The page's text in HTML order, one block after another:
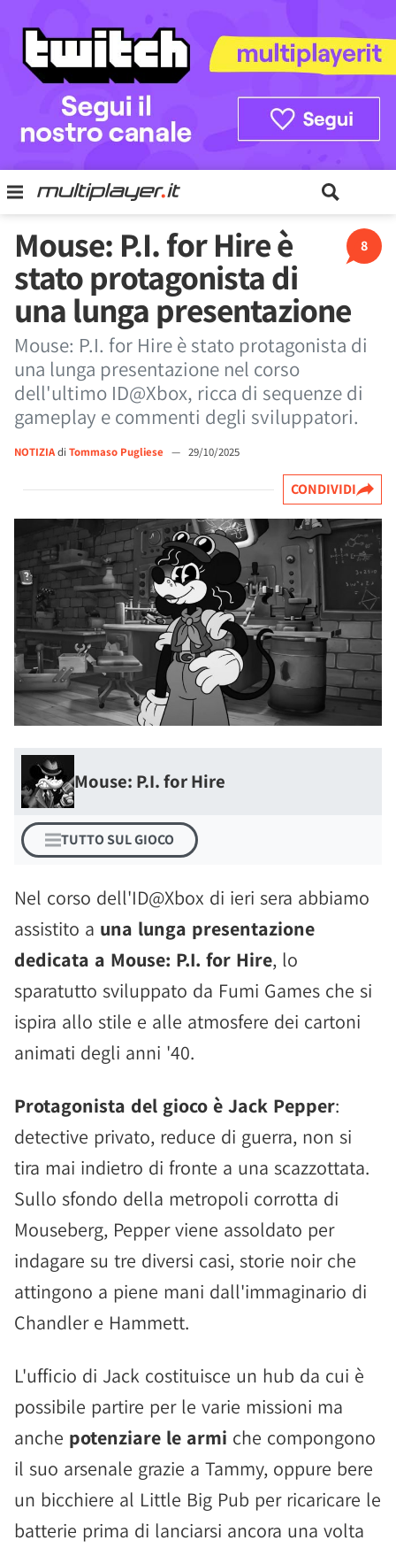
8
Mouse: P.I. for Hire è
stato protagonista di
una lunga presentazione
Mouse: P.I. for Hire è stato protagonista di
una lunga presentazione nel corso
dell'ultimo ID@Xbox, ricca di sequenze di
gameplay e commenti degli sviluppatori.
NOTIZIAdi Tommaso Pugliese — 29/10/2025
CONDIVIDI
Mouse: P.I. for Hire
TUTTO SUL GIOCO
Nel corso dell'ID@Xbox di ieri sera abbiamo
assistito a una lunga presentazione
dedicata a Mouse: P.I. for Hire, lo
sparatutto sviluppato da Fumi Games che si
ispira allo stile e alle atmosfere dei cartoni
animati degli anni '40.
Protagonista del gioco è Jack Pepper:
detective privato, reduce di guerra, non si
tira mai indietro di fronte a una scazzottata.
Sullo sfondo della metropoli corrotta di
Mouseberg, Pepper viene assoldato per
indagare su tre diversi casi, storie noir che
attingono a piene mani dall'immaginario di
Chandler e Hammett.
L'ufficio di Jack costituisce un hub da cui è
possibile partire per le varie missioni ma
anche potenziare le armi che compongono
il suo arsenale grazie a Tammy, oppure bere
un bicchiere al Little Big Pub per ricaricare le
batterie prima di lanciarsi ancora una volta